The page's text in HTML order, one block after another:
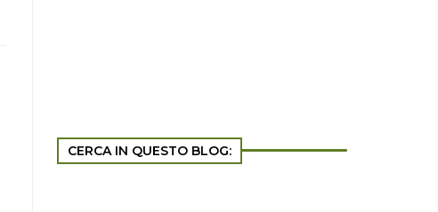
CERCA IN QUESTO BLOG: